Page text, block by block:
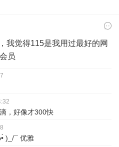
我觉得115是我用过最好的网
员
，好像才300快
)_/¯ 优雅